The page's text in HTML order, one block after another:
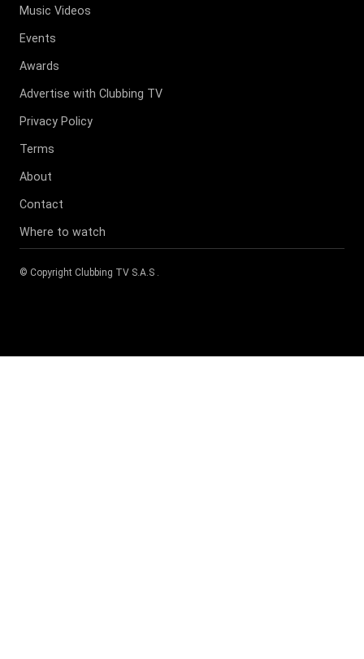
Music Videos
Events
Awards
Advertise with Clubbing TV
Privacy Policy
Terms
About
Contact
Where to watch
© Copyright Clubbing TV S.A.S .